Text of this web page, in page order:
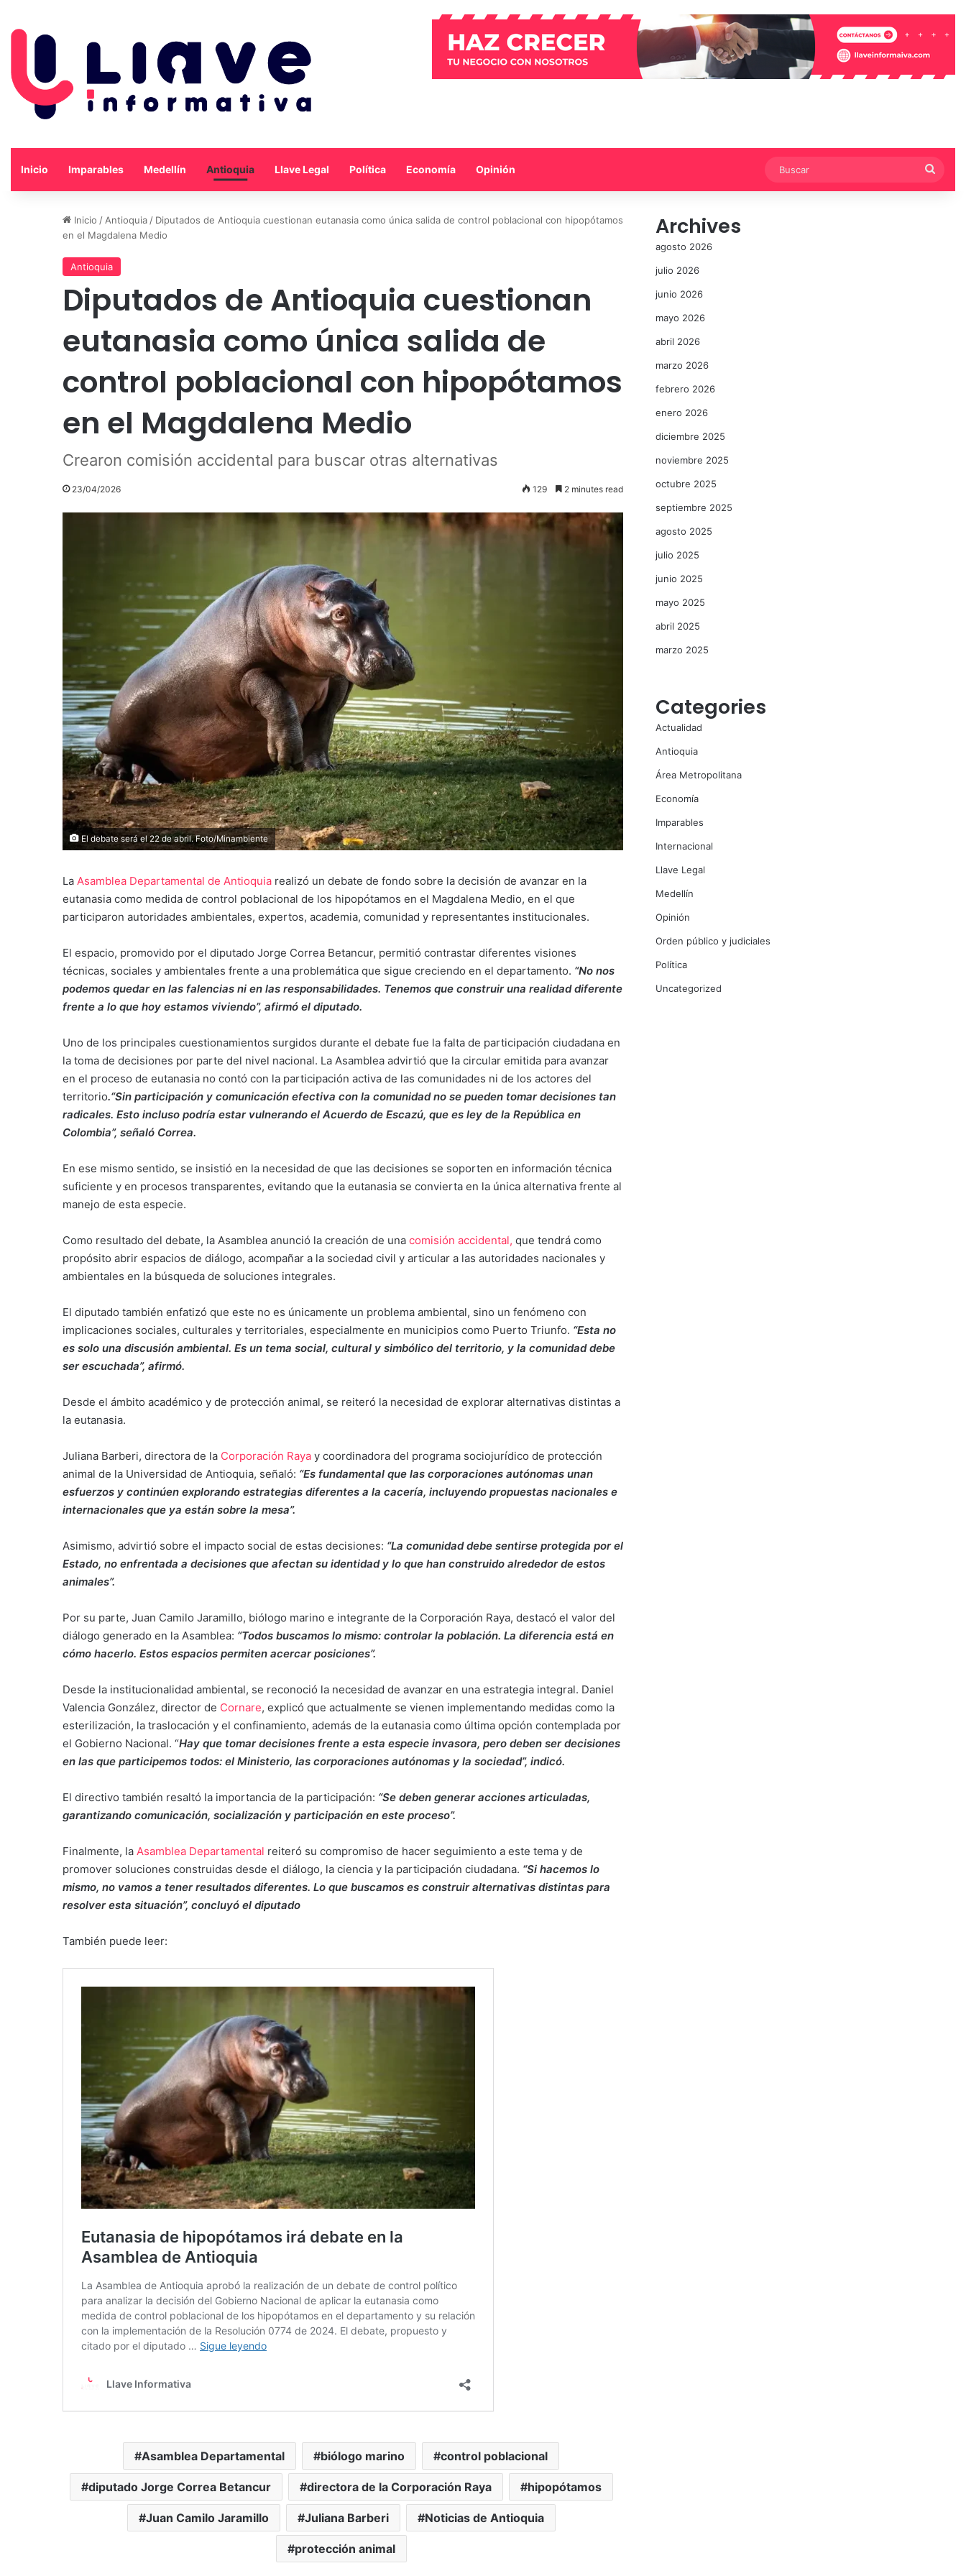
Inicio Imparables Medellín Antioquia Llave Legal Política Economía Opinión
Inicio / Antioquia / Diputados de Antioquia cuestionan eutanasia como única salida de control poblacional con hipopótamos
en el Magdalena Medio
Antioquia
Diputados de Antioquia cuestionan
eutanasia como única salida de
control poblacional con hipopótamos
en el Magdalena Medio
Crearon comisión accidental para buscar otras alternativas
23/04/2026 129 2 minutes read
El debate será el 22 de abril. Foto/Minambiente
La Asamblea Departamental de Antioquia realizó un debate de fondo sobre la decisión de avanzar en la
eutanasia como medida de control poblacional de los hipopótamos en el Magdalena Medio, en el que
participaron autoridades ambientales, expertos, academia, comunidad y representantes institucionales.
El espacio, promovido por el diputado Jorge Correa Betancur, permitió contrastar diferentes visiones
técnicas, sociales y ambientales frente a una problemática que sigue creciendo en el departamento. “No nos
podemos quedar en las falencias ni en las responsabilidades. Tenemos que construir una realidad diferente
frente a lo que hoy estamos viviendo”, afirmó el diputado.
Uno de los principales cuestionamientos surgidos durante el debate fue la falta de participación ciudadana en
la toma de decisiones por parte del nivel nacional. La Asamblea advirtió que la circular emitida para avanzar
en el proceso de eutanasia no contó con la participación activa de las comunidades ni de los actores del
territorio.“Sin participación y comunicación efectiva con la comunidad no se pueden tomar decisiones tan
radicales. Esto incluso podría estar vulnerando el Acuerdo de Escazú, que es ley de la República en
Colombia”, señaló Correa.
En ese mismo sentido, se insistió en la necesidad de que las decisiones se soporten en información técnica
suficiente y en procesos transparentes, evitando que la eutanasia se convierta en la única alternativa frente al
manejo de esta especie.
Como resultado del debate, la Asamblea anunció la creación de una comisión accidental, que tendrá como
propósito abrir espacios de diálogo, acompañar a la sociedad civil y articular a las autoridades nacionales y
ambientales en la búsqueda de soluciones integrales.
El diputado también enfatizó que este no es únicamente un problema ambiental, sino un fenómeno con
implicaciones sociales, culturales y territoriales, especialmente en municipios como Puerto Triunfo. “Esta no
es solo una discusión ambiental. Es un tema social, cultural y simbólico del territorio, y la comunidad debe
ser escuchada”, afirmó.
Desde el ámbito académico y de protección animal, se reiteró la necesidad de explorar alternativas distintas a
la eutanasia.
Juliana Barberi, directora de la Corporación Raya y coordinadora del programa sociojurídico de protección
animal de la Universidad de Antioquia, señaló: “Es fundamental que las corporaciones autónomas unan
esfuerzos y continúen explorando estrategias diferentes a la cacería, incluyendo propuestas nacionales e
internacionales que ya están sobre la mesa”.
Asimismo, advirtió sobre el impacto social de estas decisiones: “La comunidad debe sentirse protegida por el
Estado, no enfrentada a decisiones que afectan su identidad y lo que han construido alrededor de estos
animales”.
Por su parte, Juan Camilo Jaramillo, biólogo marino e integrante de la Corporación Raya, destacó el valor del
diálogo generado en la Asamblea: “Todos buscamos lo mismo: controlar la población. La diferencia está en
cómo hacerlo. Estos espacios permiten acercar posiciones”.
Desde la institucionalidad ambiental, se reconoció la necesidad de avanzar en una estrategia integral. Daniel
Valencia González, director de Cornare, explicó que actualmente se vienen implementando medidas como la
esterilización, la traslocación y el confinamiento, además de la eutanasia como última opción contemplada por
el Gobierno Nacional. “Hay que tomar decisiones frente a esta especie invasora, pero deben ser decisiones
en las que participemos todos: el Ministerio, las corporaciones autónomas y la sociedad”, indicó.
El directivo también resaltó la importancia de la participación: “Se deben generar acciones articuladas,
garantizando comunicación, socialización y participación en este proceso”.
Finalmente, la Asamblea Departamental reiteró su compromiso de hacer seguimiento a este tema y de
promover soluciones construidas desde el diálogo, la ciencia y la participación ciudadana. “Si hacemos lo
mismo, no vamos a tener resultados diferentes. Lo que buscamos es construir alternativas distintas para
resolver esta situación”, concluyó el diputado
También puede leer:
Asamblea Departamental biólogo marino control poblacional
diputado Jorge Correa Betancur directora de la Corporación Raya hipopótamos
Juan Camilo Jaramillo Juliana Barberi Noticias de Antioquia
protección animal
Archives
agosto 2026
julio 2026
junio 2026
mayo 2026
abril 2026
marzo 2026
febrero 2026
enero 2026
diciembre 2025
noviembre 2025
octubre 2025
septiembre 2025
agosto 2025
julio 2025
junio 2025
mayo 2025
abril 2025
marzo 2025
Categories
Actualidad
Antioquia
Área Metropolitana
Economía
Imparables
Internacional
Llave Legal
Medellín
Opinión
Orden público y judiciales
Política
Uncategorized